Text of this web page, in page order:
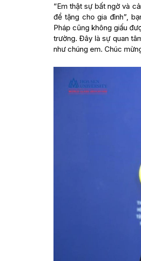
“Em thật sự bất ngờ và
để tặng cho gia đình”,
Pháp cũng không giấu
trường. Đây là sự quan
như chúng em. Chúc